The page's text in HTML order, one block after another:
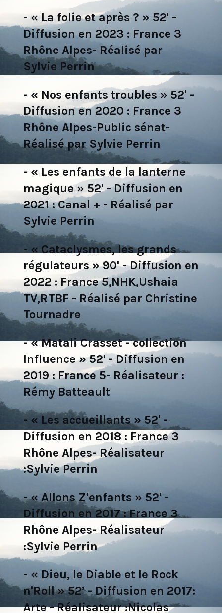
- « La folie et après ? » 52' -
Diffusion en 2023 : France 3
Rhône Alpes- Réalisé par
Sylvie Perrin
- « Nos enfants troubles » 52' -
Diffusion en 2020 : France 3
Rhône Alpes-Public sénat-
Réalisé par Sylvie Perrin
- « Les enfants de la lanterne
magique » 52' - Diffusion en
2021 : Canal + - Réalisé par
Sylvie Perrin
- « Cataclysmes, les grands
régulateurs » 90' - Diffusion en
2022 : France 5,NHK,Ushaia
TV,RTBF - Réalisé par Christine
Tournadre
- « Matali Crasset - collection
Influence » 52' - Diffusion en
2019 : France 5- Réalisateur :
Rémy Batteault
- « Les accueillants » 52' -
Diffusion en 2018 : France 3
Rhône Alpes- Réalisateur
:Sylvie Perrin
- « Allons Z'enfants » 52' -
Diffusion en 2017 : France 3
Rhône Alpes- Réalisateur
:Sylvie Perrin
- « Dieu, le Diable et le Rock
n'Roll » 52’ - Diffusion en 2017:
Arte - Réalisateur :Nicolas